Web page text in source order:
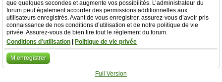
que quelques secondes et augmente vos possibilités. L’administrateur du
forum peut également accorder des permissions additionnelles aux
utilisateurs enregistrés. Avant de vous enregistrer, assurez-vous d’avoir pris
connaissance de nos conditions d’utilisation et de notre politique de vie
privée. Assurez-vous de bien lire tout le règlement du forum.
Conditions d’utilisation
Politique de vie privée
M’enregistrer
Full Version